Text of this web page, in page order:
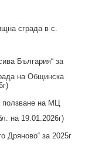
сграда в с.
България“ за
на Общинска
ползване на МЦ
на 19.01.2026г)
Дряново“ за 2025г